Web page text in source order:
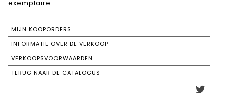
exemplaire.
MIJN KOOPORDERS
INFORMATIE OVER DE VERKOOP
VERKOOPSVOORWAARDEN
TERUG NAAR DE CATALOGUS